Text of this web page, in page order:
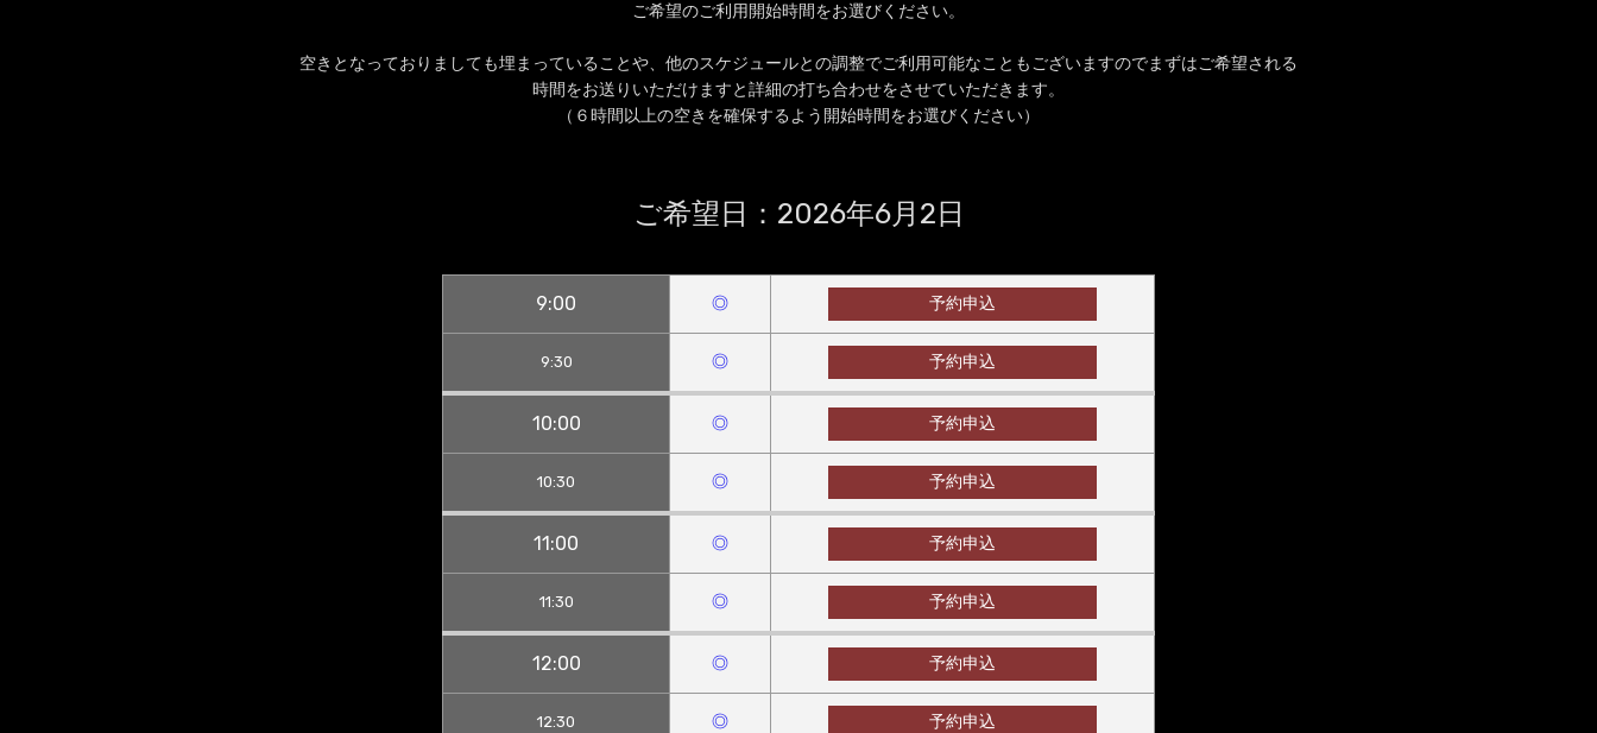
ご希望のご利用開始時間をお選びください。
空きとなっておりましても埋まっていることや、他のスケジュールとの調整でご利用可能なこともございますのでまずはご希望される
時間をお送りいただけますと詳細の打ち合わせをさせていただきます。
（６時間以上の空きを確保するよう開始時間をお選びください）
ご希望日： 2026年6月2日
9:00 ◎ 予約申込
9:30 ◎ 予約申込
10:00 ◎ 予約申込
10:30 ◎ 予約申込
11:00 ◎ 予約申込
11:30 ◎ 予約申込
12:00 ◎ 予約申込
12:30 ◎ 予約申込